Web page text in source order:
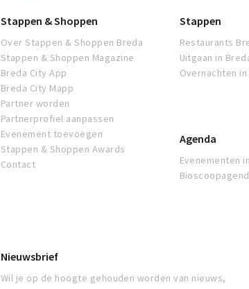
Stappen & Shoppen
Over Stappen & Shoppen Breda
Stappen & Shoppen Magazine
Breda City App
Breda City Mapp
Partner worden
Partnerprofiel aanpassen
Evenement toevoegen
Stappen & Shoppen Awards
Contact
Stappen
Restaurants
Uitgaan in
Overnachten
Agenda
Evenementen
Nieuwsbrief
Wil je op de hoogte gehouden worden van nieuws,